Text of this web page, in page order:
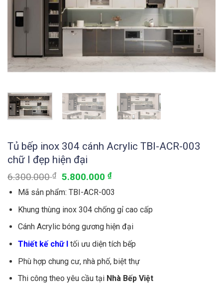
Tủ bếp inox 304 cánh Acrylic TBI-ACR-003
chữ I đẹp hiện đại
6.300.000₫ 5.800.000 ₫
Mã sản phẩm: TBI-ACR-003
Khung thùng inox 304 chống gỉ cao cấp
Cánh Acrylic bóng gương hiện đại
Thiết kế chữ Itối ưu diện tích bếp
Phù hợp chung cư, nhà phố, biệt thự
Thi công theo yêu cầu tại Nhà Bếp Việt